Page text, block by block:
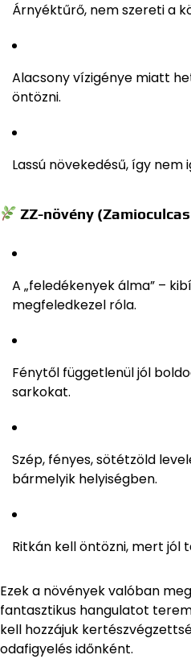
Árnyéktűrő, nem szereti a
Alacsony vízigénye miatt
öntözni.
Lassú növekedésű, így
ZZ-növény
A „feledékenyek álma” –
megfeledkezel róla.
Fénytől függetlenül jól
sarkokat.
Szép, fényes, sötétzöld
bármelyik helyiségben.
Ritkán kell öntözni, mert jól
Ezek a növények valóban
fantasztikus hangulatot
kell hozzájuk
odafigyelés időnként.